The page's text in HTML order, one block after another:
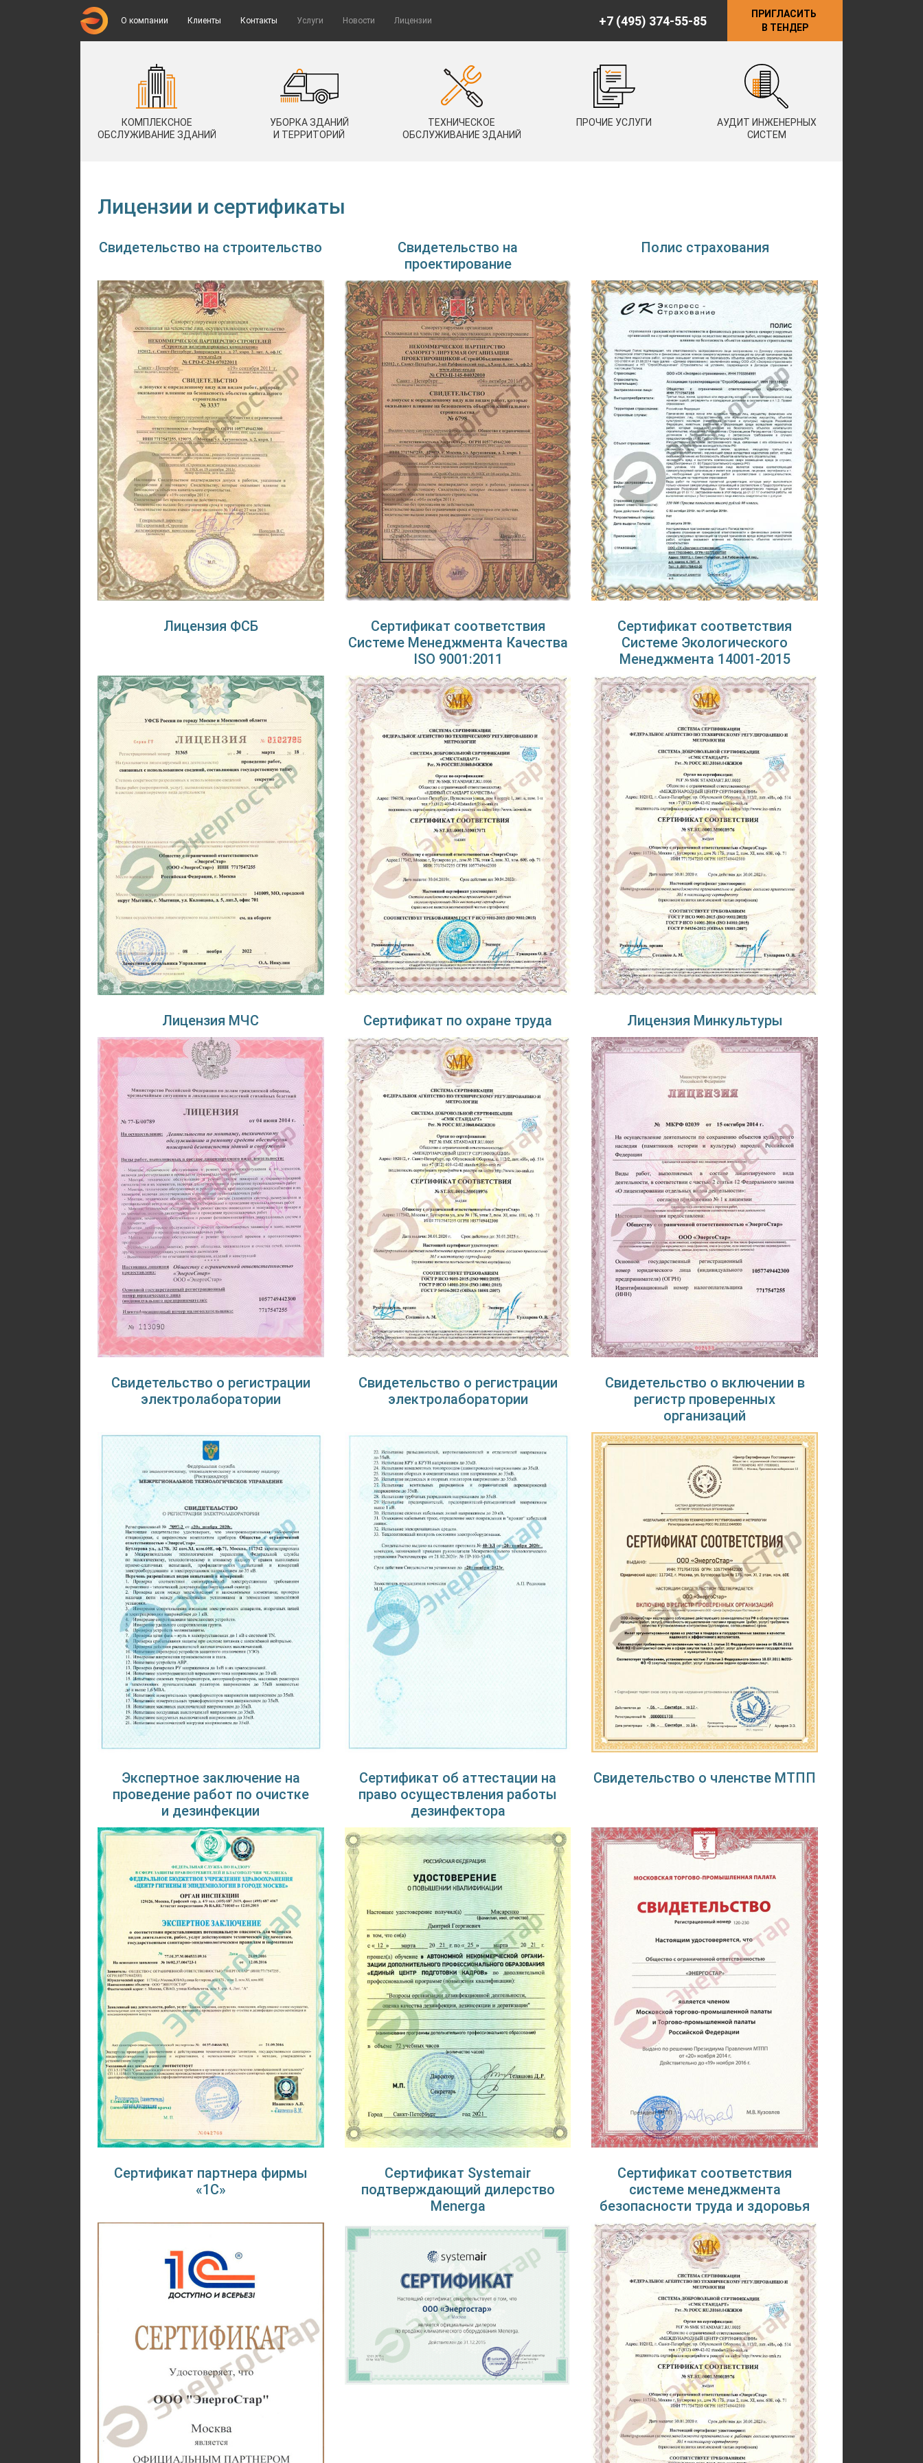
О компании Клиенты Контакты Услуги Новости Лицензии +7 (495) 374-55-85
ПРИГЛАСИТЬ
В ТЕНДЕР
КОМПЛЕКСНОЕ
ОБСЛУЖИВАНИЕ ЗДАНИЙ
УБОРКА ЗДАНИЙ
И ТЕРРИТОРИЙ
ТЕХНИЧЕСКОЕ
ОБСЛУЖИВАНИЕ ЗДАНИЙ
ПРОЧИЕ УСЛУГИ
АУДИТ ИНЖЕНЕРНЫХ
СИСТЕМ
Лицензии и сертификаты
Свидетельство на строительство
Свидетельство на
проектирование
Полис страхования
Лицензия ФСБ
Сертификат соответствия
Системе Менеджмента Качества
ISO 9001:2011
Сертификат соответствия
Системе Экологического
Менеджмента 14001-2015
Лицензия МЧС Сертификат по охране труда Лицензия Минкультуры
Свидетельство о регистрации
электролаборатории
Свидетельство о регистрации
электролаборатории
Свидетельство о включении в
регистр проверенных
организаций
Экспертное заключение на
проведение работ по очистке
и дезинфекции
Сертификат об аттестации на
право осуществления работы
дезинфектора
Свидетельство о членстве МТПП
Сертификат партнера фирмы
«1С»
Сертификат Systemair
подтверждающий дилерство
Menerga
Сертификат соответствия
системе менеджмента
безопасности труда и здоровья